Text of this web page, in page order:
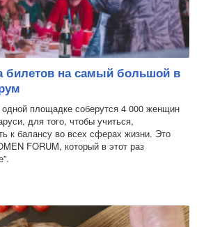
билетов на самый большой в
площадке соберутся 4 000 женщин
для того, чтобы учиться,
к балансу во всех сферах жизни. Это
FORUM, который в этот раз